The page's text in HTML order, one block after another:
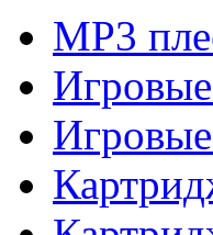
MP3